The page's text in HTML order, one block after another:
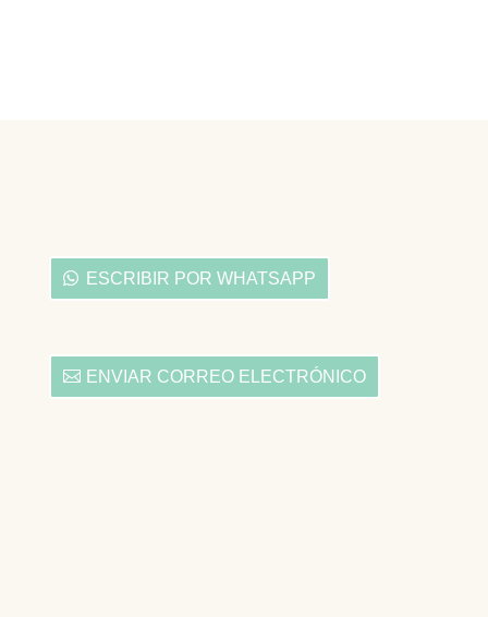
ESCRIBIR POR WHATSAPP
ENVIAR CORREO ELECTRÓNICO